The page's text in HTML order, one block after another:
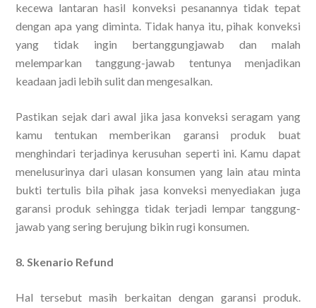
kecewa lantaran hasil konveksi pesanannya tidak tepat
dengan apa yang diminta. Tidak hanya itu, pihak konveksi
yang tidak ingin bertanggungjawab dan malah
melemparkan tanggung-jawab tentunya menjadikan
keadaan jadi lebih sulit dan mengesalkan.
Pastikan sejak dari awal jika jasa konveksi seragam yang
kamu tentukan memberikan garansi produk buat
menghindari terjadinya kerusuhan seperti ini. Kamu dapat
menelusurinya dari ulasan konsumen yang lain atau minta
bukti tertulis bila pihak jasa konveksi menyediakan juga
garansi produk sehingga tidak terjadi lempar tanggung-
jawab yang sering berujung bikin rugi konsumen.
8. Skenario Refund
Hal tersebut masih berkaitan dengan garansi produk.